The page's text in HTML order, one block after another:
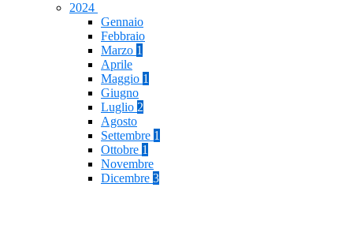
2024
Gennaio
Febbraio
Marzo 1
Aprile
Maggio 1
Giugno
Luglio 2
Agosto
Settembre 1
Ottobre 1
Novembre
Dicembre 3